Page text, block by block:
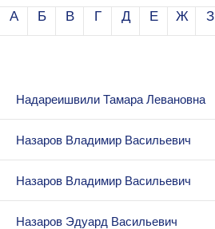
A Б В Г Д Е Ж З
Надареишвили Тамара Левановна
Назаров Владимир Васильевич
Назаров Владимир Васильевич
Назаров Эдуард Васильевич